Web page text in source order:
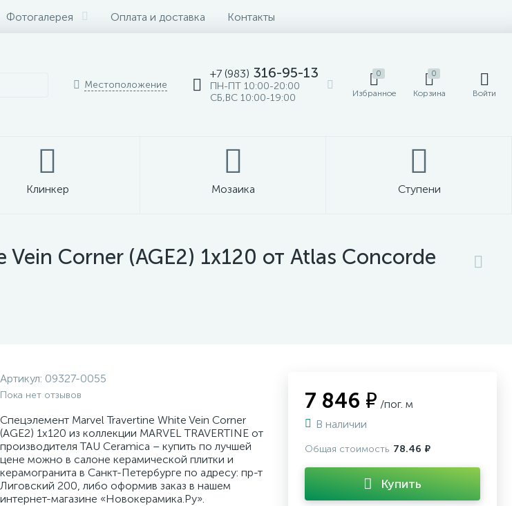
Фотогалерея Оплата и доставка Контакты
Местоположение
+7 (983) 316-95-13
ПН-ПТ 10:00-20:00
СБ,ВС 10:00-19:00
0
Избранное
0
Корзина Войти
Клинкер Мозаика Ступени
Corner (AGE2) 1x120 от Atlas Concorde
Артикул: 09327-0055
Пока нет отзывов
Спецэлемент Marvel Travertine White Vein Corner
(AGE2) 1x120 из коллекции MARVEL TRAVERTINE от
производителя TAU Ceramica – купить по лучшей
цене можно в салоне керамической плитки и
керамогранита в Санкт-Петербурге по адресу: пр-т
Лиговский 200, либо оформив заказ в нашем
интернет-магазине «Новокерамика.Ру».
7 846 ₽ /пог. м
В наличии
Общая стоимость 78.46 ₽
Купить